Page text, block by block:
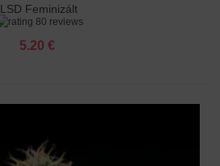
LSD Feminizált
80 reviews
5.20 €